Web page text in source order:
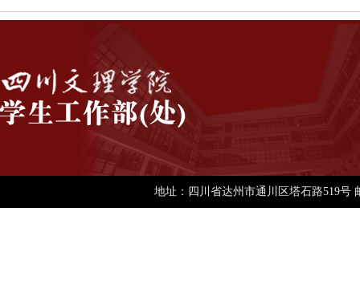
地址：四川省达州市通川区塔石路519号